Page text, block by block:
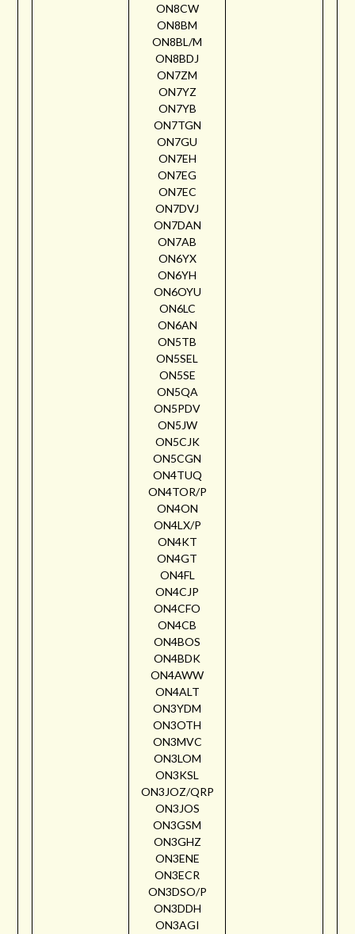
ON8CW
ON8BM
ON8BL/M
ON8BDJ
ON7ZM
ON7YZ
ON7YB
ON7TGN
ON7GU
ON7EH
ON7EG
ON7EC
ON7DVJ
ON7DAN
ON7AB
ON6YX
ON6YH
ON6OYU
ON6LC
ON6AN
ON5TB
ON5SEL
ON5SE
ON5QA
ON5PDV
ON5JW
ON5CJK
ON5CGN
ON4TUQ
ON4TOR/P
ON4ON
ON4LX/P
ON4KT
ON4GT
ON4FL
ON4CJP
ON4CFO
ON4CB
ON4BOS
ON4BDK
ON4AWW
ON4ALT
ON3YDM
ON3OTH
ON3MVC
ON3LOM
ON3KSL
ON3JOZ/QRP
ON3JOS
ON3GSM
ON3GHZ
ON3ENE
ON3ECR
ON3DSO/P
ON3DDH
ON3AGI